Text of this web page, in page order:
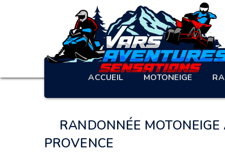
ACCUEIL MOTONEIGE
RANDONNÉE
PROVENCE